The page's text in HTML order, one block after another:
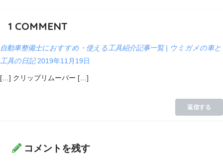
1 COMMENT
自動車整備士におすすめ・使える工具紹介記事一覧 | ウミガメの車と
工具の日記 2019年11月19日
[…] クリップリムーバー […]
返信する
コメントを残す